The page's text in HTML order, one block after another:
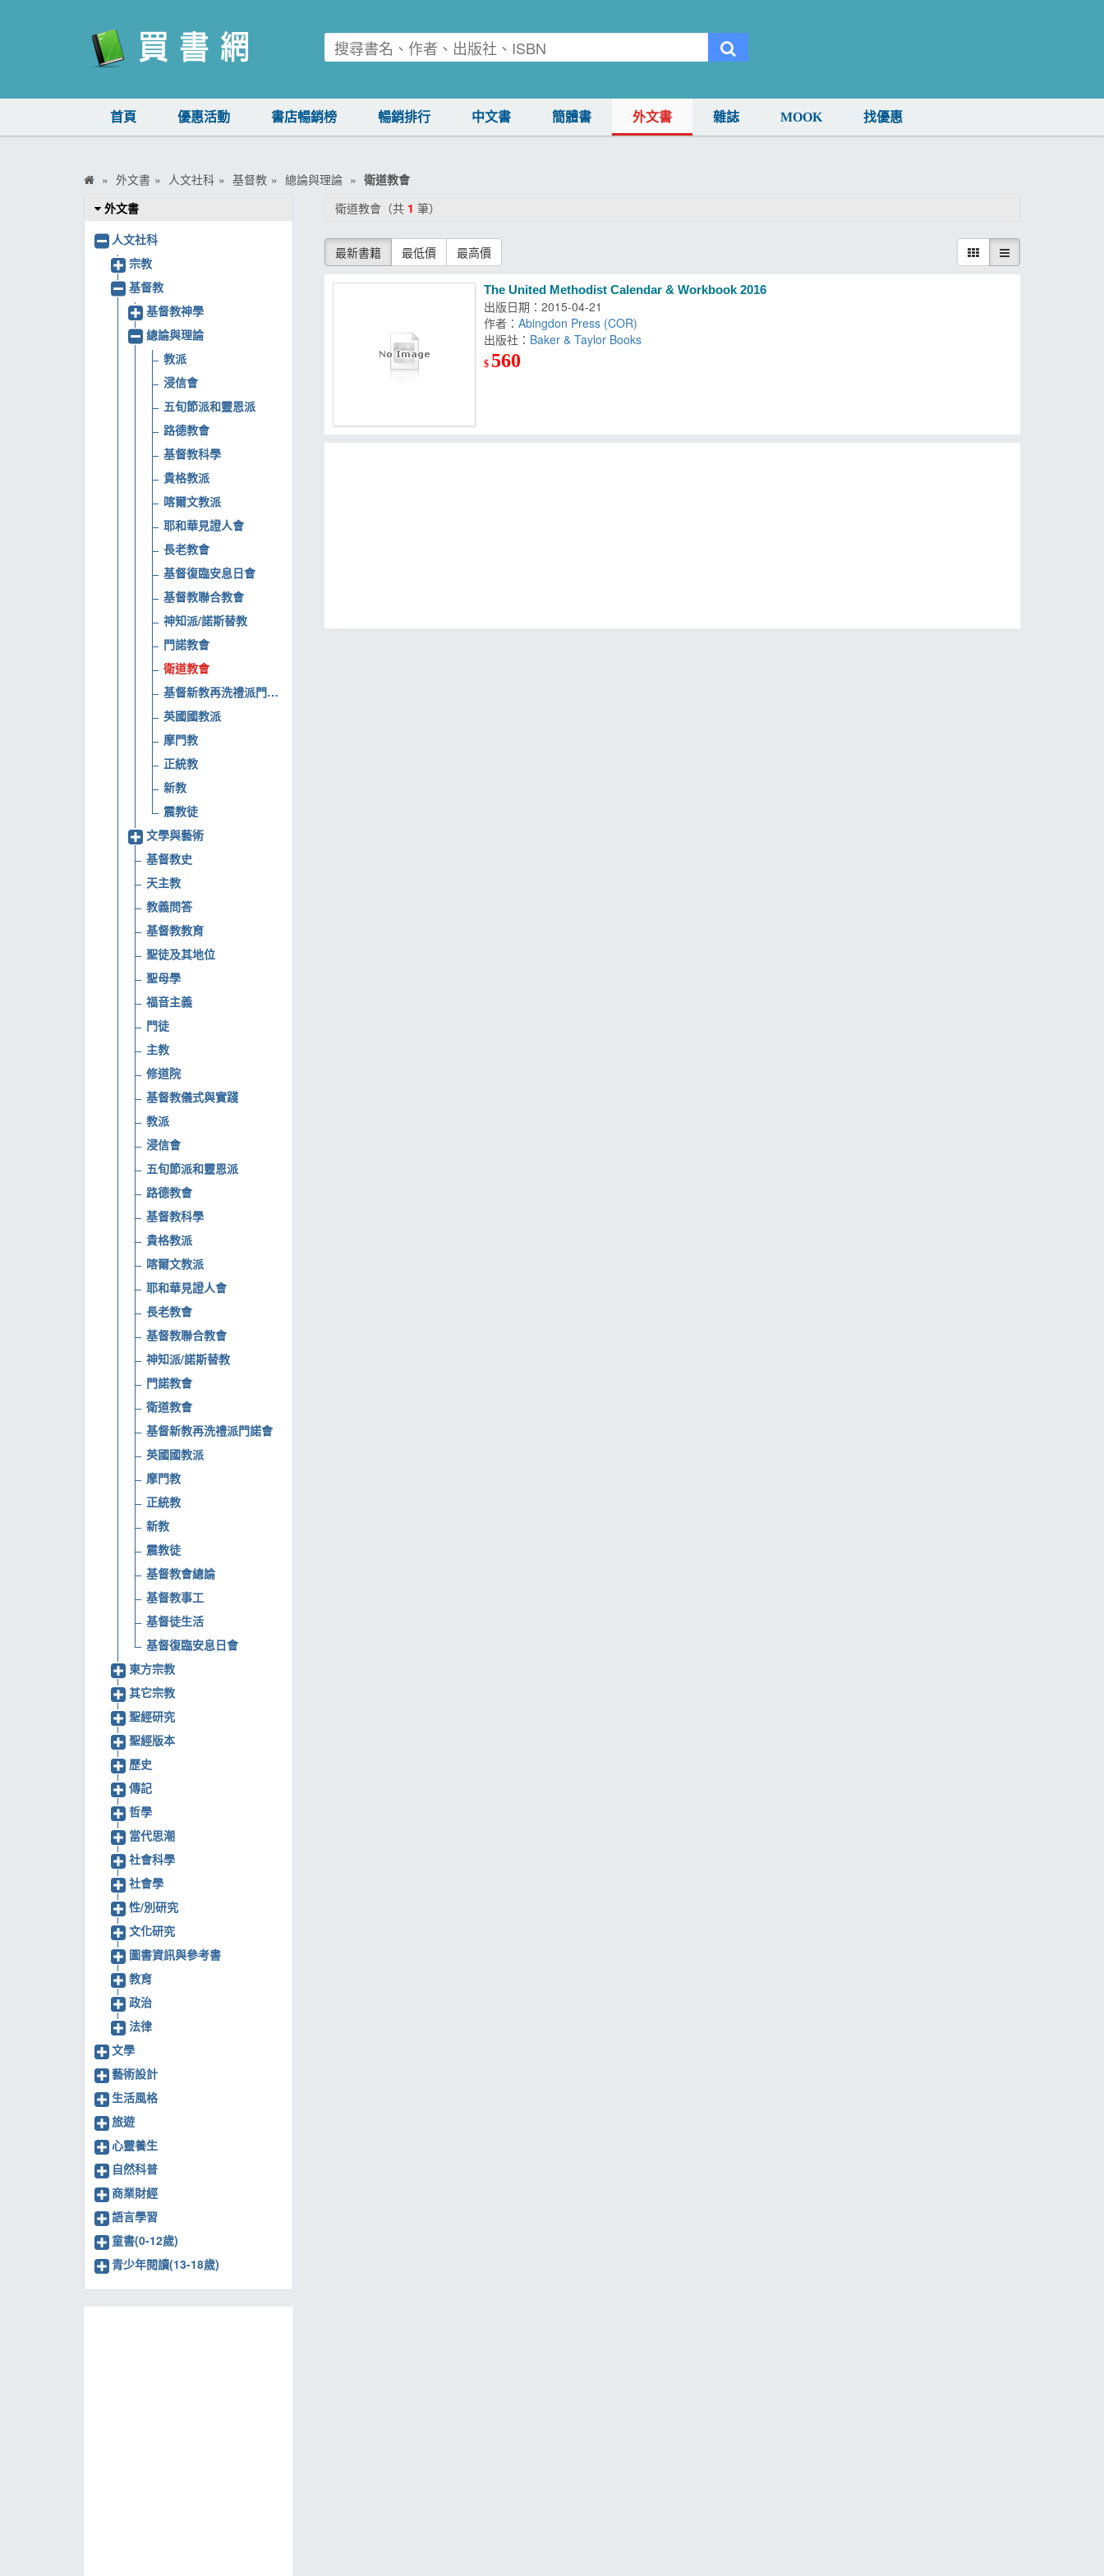
首頁 優惠活動 書店暢銷榜 暢銷排行 中文書 簡體書 外文書 雜誌 MOOK 找優惠
外文書 人文社科 基督教 總論與理論
衛道教會
衛道教會（共 1 筆）
最新書籍 最低價 最高價
The United Methodist Calendar & Workbook 2016
出版日期：2015-04-21
作者：Abingdon Press (COR)
出版社： Baker & Taylor Books
$ 560
外文書
人文社科
宗教
基督教
基督教神學
總論與理論
教派
浸信會
五旬節派和靈恩派
路德教會
基督教科學
貴格教派
喀爾文教派
耶和華見證人會
長老教會
基督復臨安息日會
基督教聯合教會
神知派/諾斯替教
門諾教會
衛道教會
基督新教再洗禮派門諾會
英國國教派
摩門教
正統教
新教
震教徒
文學與藝術
基督教史
天主教
教義問答
基督教教育
聖徒及其地位
聖母學
福音主義
門徒
主教
修道院
基督教儀式與實踐
教派
浸信會
五旬節派和靈恩派
路德教會
基督教科學
貴格教派
喀爾文教派
耶和華見證人會
長老教會
基督教聯合教會
神知派/諾斯替教
門諾教會
衛道教會
基督新教再洗禮派門諾會
英國國教派
摩門教
正統教
新教
震教徒
基督教會總論
基督教事工
基督徒生活
基督復臨安息日會
東方宗教
其它宗教
聖經研究
聖經版本
歷史
傳記
哲學
當代思潮
社會科學
社會學
性/別研究
文化研究
圖書資訊與參考書
教育
政治
法律
文學
藝術設計
生活風格
旅遊
心靈養生
自然科普
商業財經
語言學習
童書(0-12歲)
青少年閱讀(13-18歲)